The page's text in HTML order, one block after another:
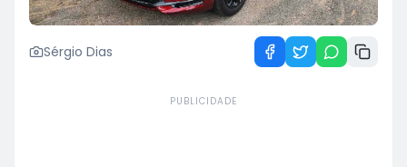
Sérgio Dias
PUBLICIDADE